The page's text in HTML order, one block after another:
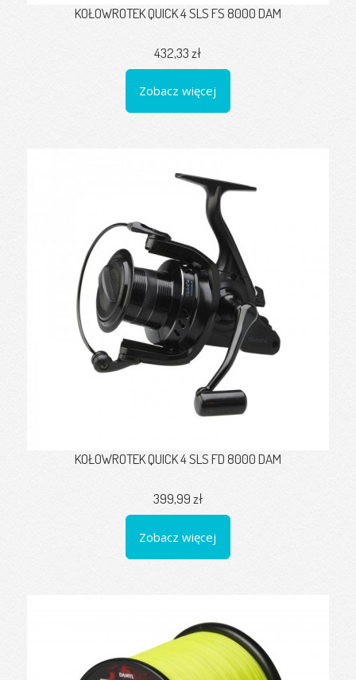
KOŁOWROTEK QUICK 4 SLS FS 8000 DAM
432,33 zł
Zobacz więcej
KOŁOWROTEK QUICK 4 SLS FD 8000 DAM
399,99 zł
Zobacz więcej